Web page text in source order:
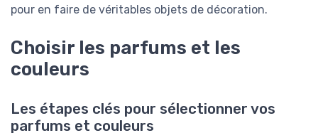
pour en faire de véritables objets de décoration.
Choisir les parfums et les
couleurs
Les étapes clés pour sélectionner vos
parfums et couleurs